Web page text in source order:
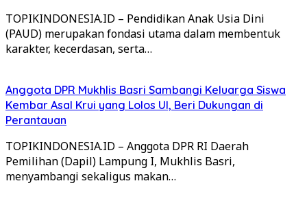
TOPIKINDONESIA.ID – Pendidikan Anak Usia Dini
(PAUD) merupakan fondasi utama dalam membentuk
karakter, kecerdasan, serta…
Anggota DPR Mukhlis Basri Sambangi Keluarga Siswa
Kembar Asal Krui yang Lolos UI, Beri Dukungan di
Perantauan
TOPIKINDONESIA.ID – Anggota DPR RI Daerah
Pemilihan (Dapil) Lampung I, Mukhlis Basri,
menyambangi sekaligus makan…